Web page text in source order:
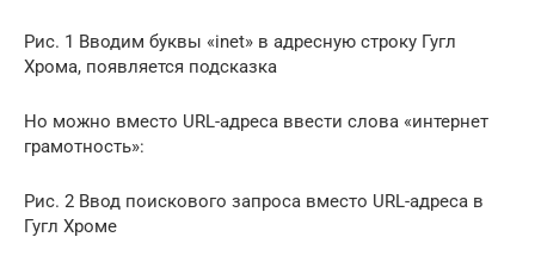
Рис. 1 Вводим буквы «inet» в адресную строку Гугл
Хрома, появляется подсказка
Но можно вместо URL-адреса ввести слова «интернет
грамотность»:
Рис. 2 Ввод поискового запроса вместо URL-адреса в
Гугл Хроме